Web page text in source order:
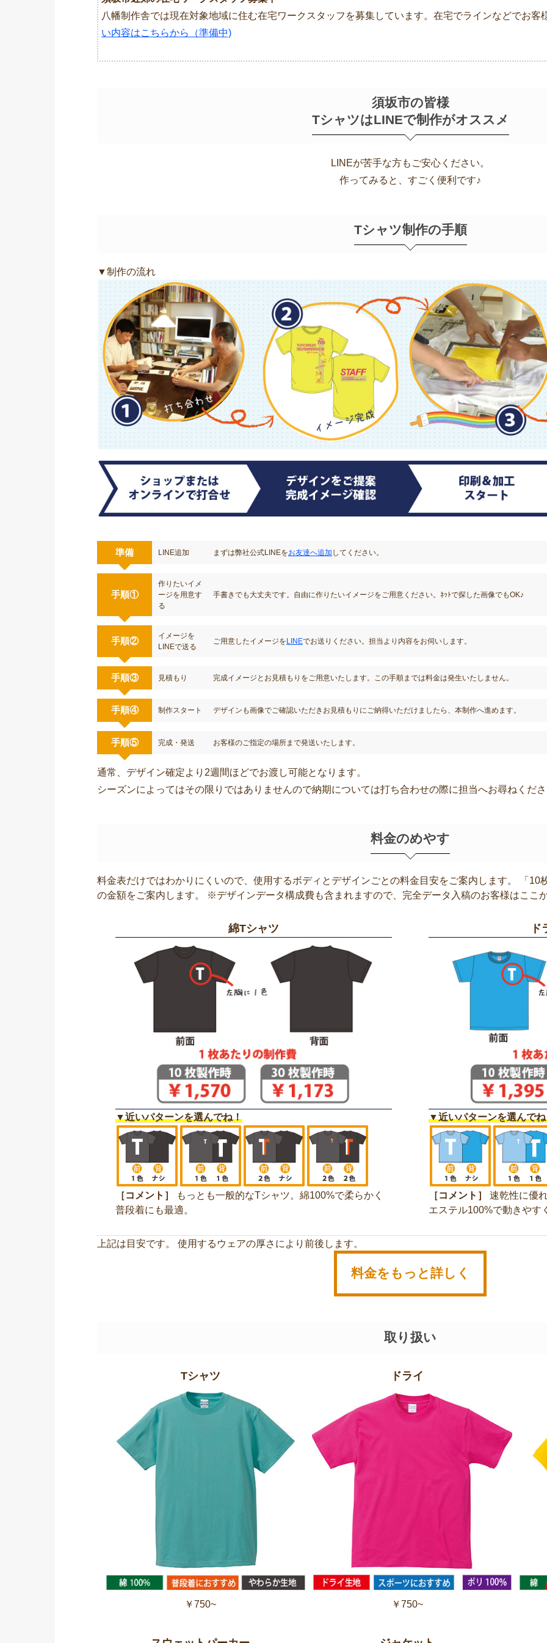
八幡制作舎では現在対象地域に住む在宅ワークスタッフを募集しています。在宅でラインなどでお客
い内容はこちらから（準備中)
須坂市の皆様
TシャツはLINEで制作がオススメ
LINEが苦手な方もご安心ください。
作ってみると、すごく便利です♪
Tシャツ制作の手順
▼制作の流れ
準備 LINE追加 まずは弊社公式LINEをお友達へ追加 してください。
手順①
作りたいイメ
ージを用意す
る
手書きでも大丈夫です。自由に作りたいイメージをご用意ください。ﾈｯﾄで探した画像でもOK♪
手順②
イメージを
LINEで送る
ご用意したイメージをLINEでお送りください。担当より内容をお伺いします。
手順③ 見積もり 完成イメージとお見積もりをご用意いたします。この手順までは料金は発生いたしません。
手順④ 制作スタート デザインも画像でご確認いただきお見積もりにご納得いただけましたら、本制作へ進めます。
手順⑤ 完成・発送 お客様のご指定の場所まで発送いたします。
通常、デザイン確定より2週間ほどでお渡し可能となります。
シーズンによってはその限りではありませんので納期については打ち合わせの際に担当へお尋ねくだ
料金のめやす
料金表だけではわかりにくいので、使用するボディとデザインごとの料金目安をご案内します。 「10
の金額をご案内します。 ※デザインデータ構成費も含まれますので、完全データ入稿のお客様はここ
綿Tシャツ
▼近いパターンを選んでね！
［コメント］
もっとも一般的なTシャツ。綿100%で柔らかく
普段着にも最適。
▼近いパターンを選んで
［コメント］
速乾性に優
エステル100%で動きやす
上記は目安です。 使用するウェアの厚さにより前後します。
料金をもっと詳しく
取り扱い
Tシャツ
￥750~
ドライ
￥750~